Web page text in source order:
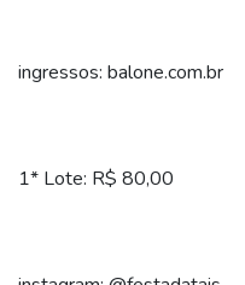
ingressos: balone.com.br
1* Lote: R$ 80,00